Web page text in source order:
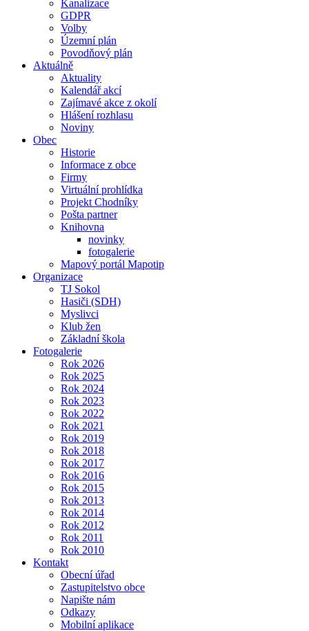
Kanalizace
GDPR
Volby
Územní plán
Povodňový plán
Aktuálně
Aktuality
Kalendář akcí
Zajímavé akce z okolí
Hlášení rozhlasu
Noviny
Obec
Historie
Informace z obce
Firmy
Virtuální prohlídka
Projekt Chodníky
Pošta partner
Knihovna
novinky
fotogalerie
Mapový portál Mapotip
Organizace
TJ Sokol
Hasiči (SDH)
Myslivci
Klub žen
Základní škola
Fotogalerie
Rok 2026
Rok 2025
Rok 2024
Rok 2023
Rok 2022
Rok 2021
Rok 2019
Rok 2018
Rok 2017
Rok 2016
Rok 2015
Rok 2013
Rok 2014
Rok 2012
Rok 2011
Rok 2010
Kontakt
Obecní úřad
Zastupitelstvo obce
Napište nám
Odkazy
Mobilní aplikace